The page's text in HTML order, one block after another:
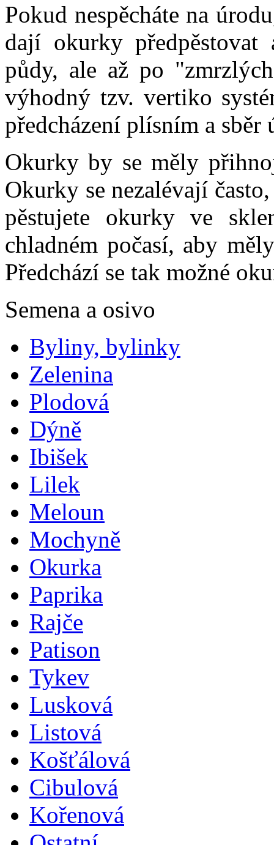
Pokud nespěcháte na
dají okurky
půdy, ale až po
výhodný tzv. vertiko
předcházení plísním a sběr
Okurky by se měly
Okurky se nezalévají
pěstujete okurky ve
chladném počasí, aby
Předchází se tak možné
Semena a osivo
Byliny, bylinky
Zelenina
Plodová
Dýně
Ibišek
Lilek
Meloun
Mochyně
Okurka
Paprika
Rajče
Patison
Tykev
Lusková
Listová
Košťálová
Cibulová
Kořenová